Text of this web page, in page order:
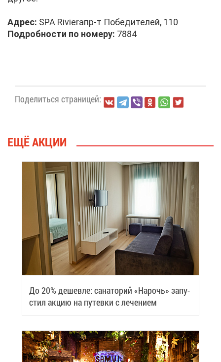
Ад­рес: SPA Rivieraпр-т По­бе­ди­те­лей, 110
По­дроб­но­сти по но­ме­ру: 7884
По­де­лить­ся стра­ни­цей:
ЕЩЁ АК­ЦИИ
До 20% де­шев­ле: са­на­то­рий «На­рочь» за­пу­
стил ак­цию на пу­тев­ки с ле­че­ни­ем